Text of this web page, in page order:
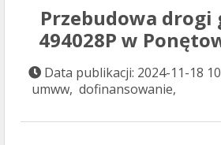
Przebudowa
494028P w
Data publikacji: 2024-11-18
umww, dofinansowanie,